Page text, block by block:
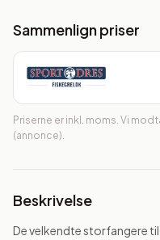
Sammenlign priser
Priserne er inkl. moms. Vi
(annonce).
Beskrivelse
De velkendte storfangere til